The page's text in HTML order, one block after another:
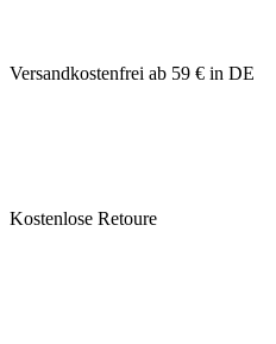
Versandkostenfrei ab 59 € in DE
Kostenlose Retoure